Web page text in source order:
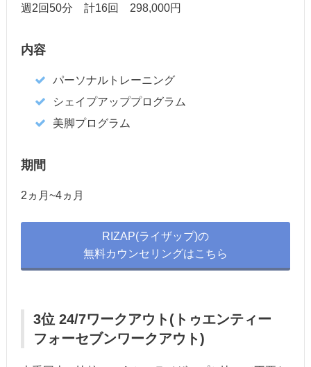
週2回50分 計16回 298,000円
内容
パーソナルトレーニング
シェイプアッププログラム
美脚プログラム
期間
2ヵ月~4ヵ月
RIZAP(ライザップ)の
無料カウンセリングはこちら
3位 24/7ワークアウト(トゥエンティー
フォーセブンワークアウト)